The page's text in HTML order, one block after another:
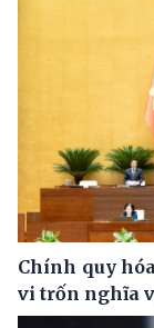
Chính quy
vi trốn nghĩa